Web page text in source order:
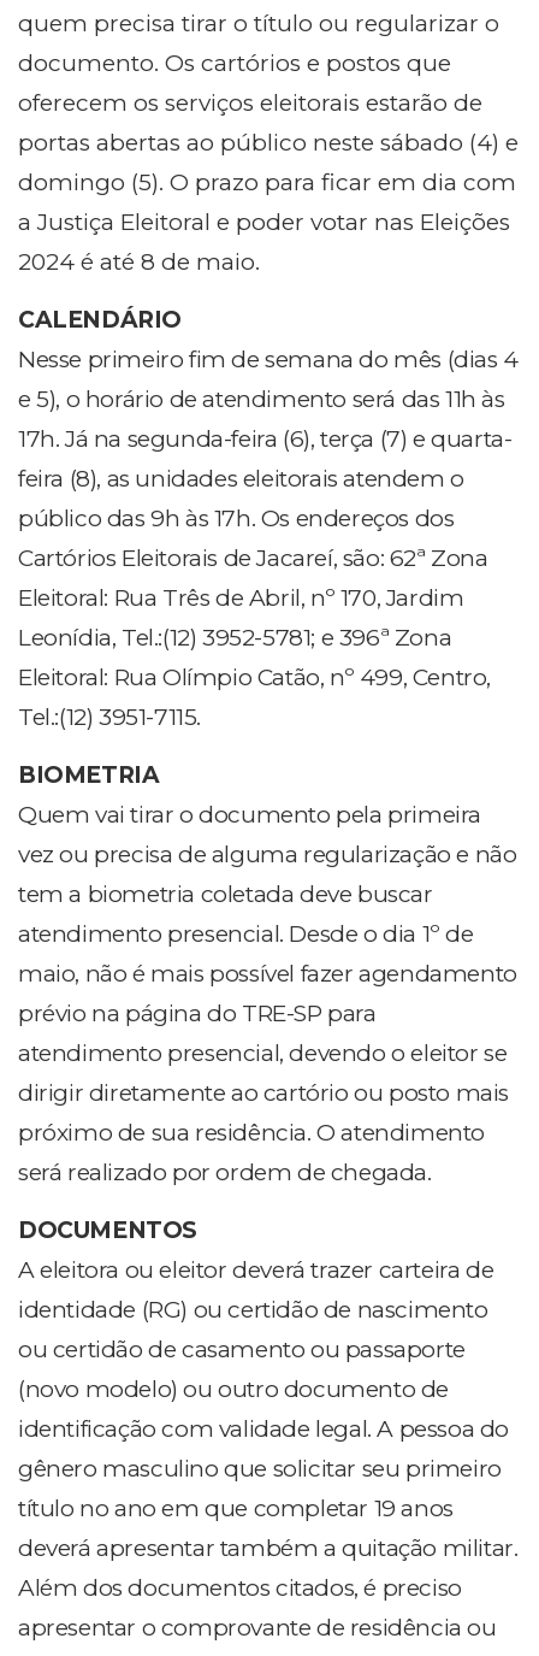
quem precisa tirar o título ou regularizar o
documento. Os cartórios e postos que
oferecem os serviços eleitorais estarão de
portas abertas ao público neste sábado (4) e
domingo (5). O prazo para ficar em dia com
a Justiça Eleitoral e poder votar nas Eleições
2024 é até 8 de maio.
CALENDÁRIO
Nesse primeiro fim de semana do mês (dias 4
e 5), o horário de atendimento será das 11h às
17h. Já na segunda-feira (6), terça (7) e quarta-
feira (8), as unidades eleitorais atendem o
público das 9h às 17h. Os endereços dos
Cartórios Eleitorais de Jacareí, são: 62ª Zona
Eleitoral: Rua Três de Abril, nº 170, Jardim
Leonídia, Tel.:(12) 3952-5781; e 396ª Zona
Eleitoral: Rua Olímpio Catão, nº 499, Centro,
Tel.:(12) 3951-7115.
BIOMETRIA
Quem vai tirar o documento pela primeira
vez ou precisa de alguma regularização e não
tem a biometria coletada deve buscar
atendimento presencial. Desde o dia 1º de
maio, não é mais possível fazer agendamento
prévio na página do TRE-SP para
atendimento presencial, devendo o eleitor se
dirigir diretamente ao cartório ou posto mais
próximo de sua residência. O atendimento
será realizado por ordem de chegada.
DOCUMENTOS
A eleitora ou eleitor deverá trazer carteira de
identidade (RG) ou certidão de nascimento
ou certidão de casamento ou passaporte
(novo modelo) ou outro documento de
identificação com validade legal. A pessoa do
gênero masculino que solicitar seu primeiro
título no ano em que completar 19 anos
deverá apresentar também a quitação militar.
Além dos documentos citados, é preciso
apresentar o comprovante de residência ou